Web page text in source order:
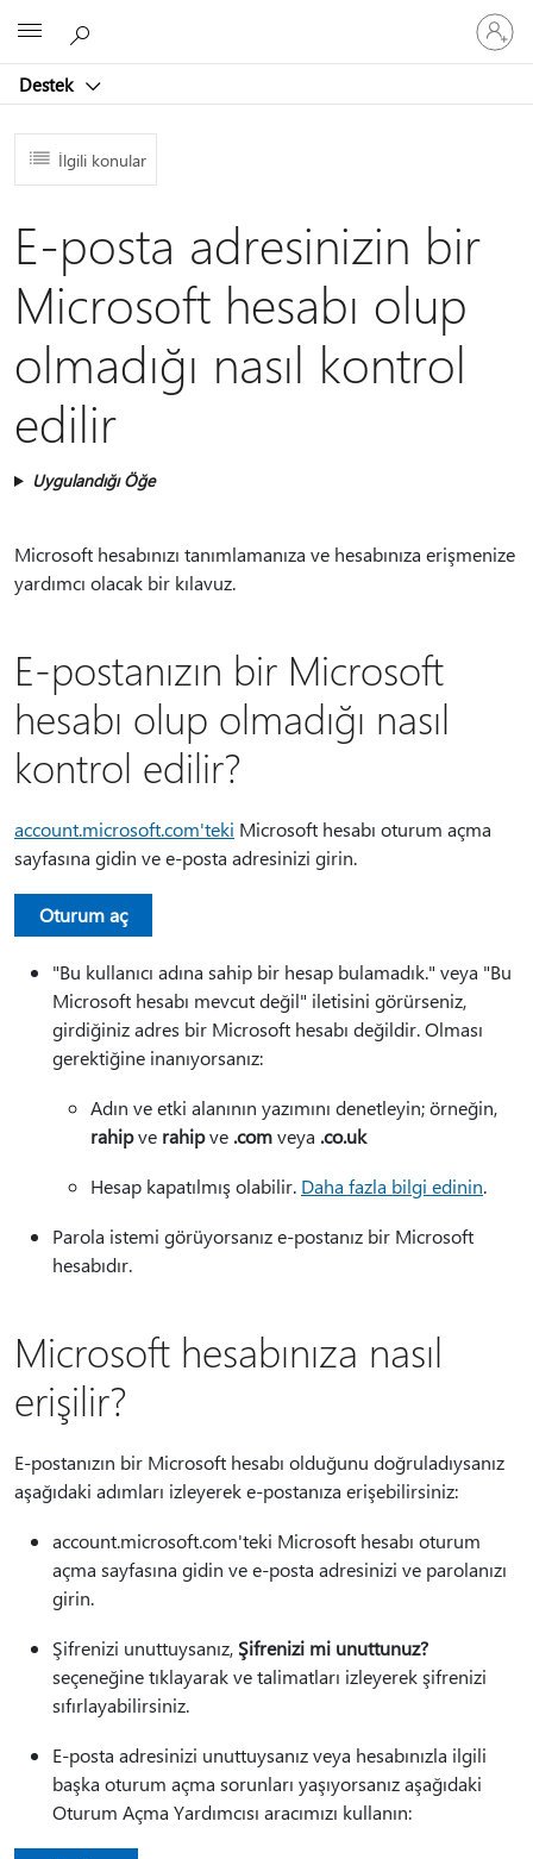
Destek
oturum
açın
İlgili konular
E-posta adresinizin bir
Microsoft hesabı olup
olmadığı nasıl kontrol
edilir
Uygulandığı Öğe
Microsoft hesabınızı tanımlamanıza ve hesabınıza erişmenize
yardımcı olacak bir kılavuz.
E-postanızın bir Microsoft
hesabı olup olmadığı nasıl
kontrol edilir?
account.microsoft.com'teki Microsoft hesabı oturum açma
sayfasına gidin ve e-posta adresinizi girin.
Oturum aç
"Bu kullanıcı adına sahip bir hesap bulamadık." veya "Bu
Microsoft hesabı mevcut değil" iletisini görürseniz,
girdiğiniz adres bir Microsoft hesabı değildir. Olması
gerektiğine inanıyorsanız:
Adın ve etki alanının yazımını denetleyin; örneğin,
rahipve rahipve .comveya .co.uk
Hesap kapatılmış olabilir. Daha fazla bilgi edinin.
Parola istemi görüyorsanız e-postanız bir Microsoft
hesabıdır.
Microsoft hesabınıza nasıl
erişilir?
E-postanızın bir Microsoft hesabı olduğunu doğruladıysanız
aşağıdaki adımları izleyerek e-postanıza erişebilirsiniz:
account.microsoft.com'teki Microsoft hesabı oturum
açma sayfasına gidin ve e-posta adresinizi ve parolanızı
girin.
Şifrenizi unuttuysanız, Şifrenizi mi unuttunuz?
seçeneğine tıklayarak ve talimatları izleyerek şifrenizi
sıfırlayabilirsiniz.
E-posta adresinizi unuttuysanız veya hesabınızla ilgili
başka oturum açma sorunları yaşıyorsanız aşağıdaki
Oturum Açma Yardımcısı aracımızı kullanın: